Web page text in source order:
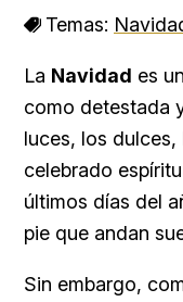
Temas:
La Navidad es
como detestada
luces, los
celebrado
últimos días del
pie que andan
Sin embargo,